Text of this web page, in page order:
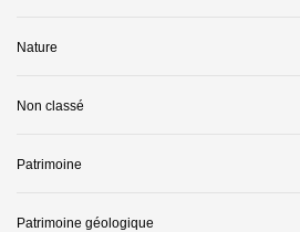
Nature
Non classé
Patrimoine
Patrimoine géologique